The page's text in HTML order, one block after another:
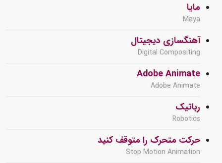
مایا
Maya
آهنگسازی دیجیتال
Digital Compositing
Adobe Animate
Adobe Animate
رباتیک
Robotics
حرکت متحرک را متوقف کنید
Stop Motion Animation